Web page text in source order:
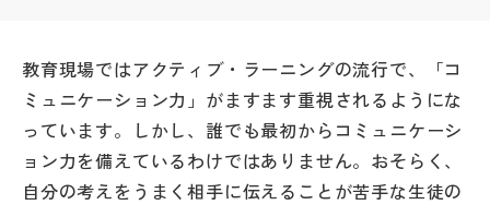
帰国生受験情報
説明会・イベント情報
教育現場ではアクティブ・ラーニングの流行で、「コ
ミュニケーション力」がますます重視されるようにな
っています。しかし、誰でも最初からコミュニケーシ
ョン力を備えているわけではありません。おそらく、
自分の考えをうまく相手に伝えることが苦手な生徒の